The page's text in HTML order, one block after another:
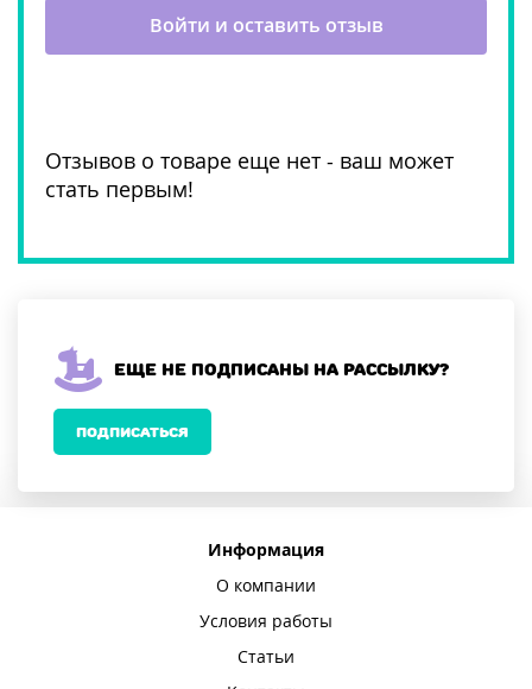
Отзывов о товаре еще нет - ваш может
стать первым!
Войти и оставить отзыв
Еще не подписаны на рассылку?
ПОДПИСАТЬСЯ
Информация
О компании
Условия работы
Статьи